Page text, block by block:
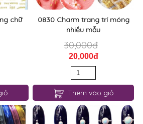
chữ
0830 Charm trang trí móng
nhiều mẫu
30,000đ
20,000đ
Thêm vào giỏ